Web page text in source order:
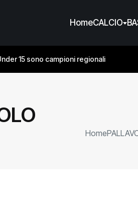
HomeCALCIO
15 sono campioni regionali
Home